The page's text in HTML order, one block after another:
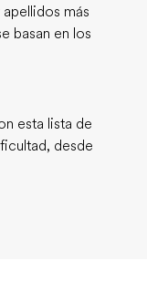
más
basan en los
esta lista de
desde